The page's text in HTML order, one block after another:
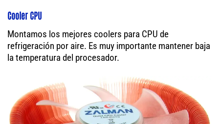
Cooler CPU
Montamos los mejores coolers para CPU de
refrigeración por aire. Es muy importante mantener baja
la temperatura del procesador.